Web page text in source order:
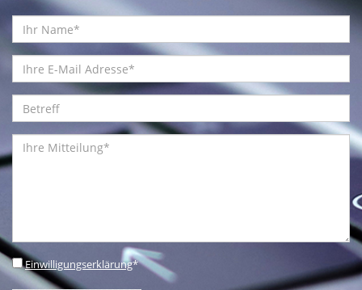
Einwilligungserklärung*